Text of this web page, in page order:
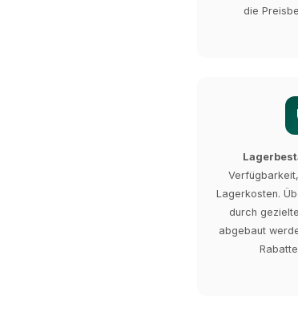
die
Lagerkosten.
durch
abgebaut